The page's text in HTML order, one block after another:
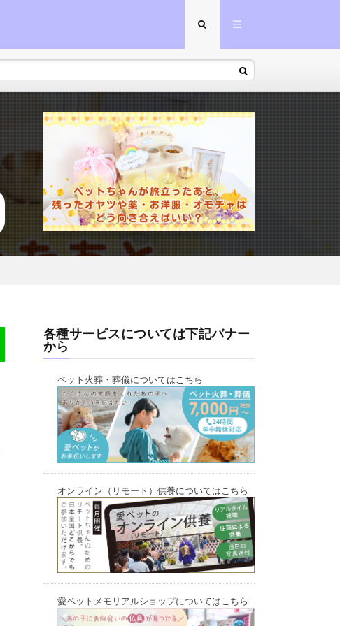
各種サービスについては下記バナー
から
ペット火葬・葬儀についてはこちら
オンライン（リモート）供養についてはこちら
愛ペットメモリアルショップについてはこちら